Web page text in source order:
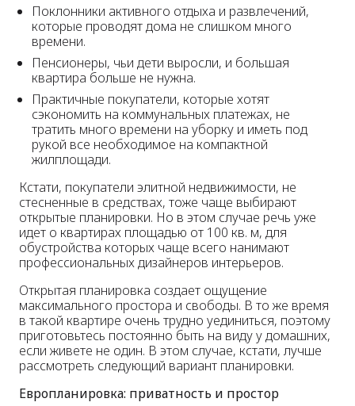
Поклонники активного отдыха и развлечений,
которые проводят дома не слишком много
времени.
Пенсионеры, чьи дети выросли, и большая
квартира больше не нужна.
Практичные покупатели, которые хотят
сэкономить на коммунальных платежах, не
тратить много времени на уборку и иметь под
рукой все необходимое на компактной
жилплощади.
Кстати, покупатели элитной недвижимости, не
стесненные в средствах, тоже чаще выбирают
открытые планировки. Но в этом случае речь уже
идет о квартирах площадью от 100 кв. м, для
обустройства которых чаще всего нанимают
профессиональных дизайнеров интерьеров.
Открытая планировка создает ощущение
максимального простора и свободы. В то же время
в такой квартире очень трудно уединиться, поэтому
приготовьтесь постоянно быть на виду у домашних,
если живете не один. В этом случае, кстати, лучше
рассмотреть следующий вариант планировки.
Европланировка: приватность и простор